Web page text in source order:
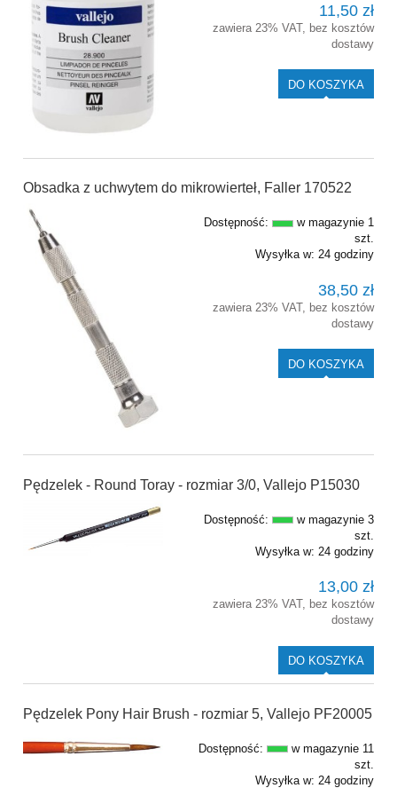
11,50 zł
zawiera 23% VAT, bez kosztów
dostawy
DO KOSZYKA
Obsadka z uchwytem do mikrowierteł, Faller 170522
Dostępność:
w magazynie 1
szt.
Wysyłka w: 24 godziny
38,50 zł
zawiera 23% VAT, bez kosztów
dostawy
DO KOSZYKA
Pędzelek - Round Toray - rozmiar 3/0, Vallejo P15030
Dostępność:
w magazynie 3
szt.
Wysyłka w: 24 godziny
13,00 zł
zawiera 23% VAT, bez kosztów
dostawy
DO KOSZYKA
Pędzelek Pony Hair Brush - rozmiar 5, Vallejo PF20005
Dostępność:
w magazynie 11
szt.
Wysyłka w: 24 godziny